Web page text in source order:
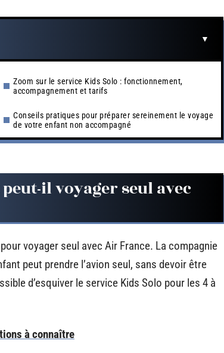
Zoom sur le service Kids Solo : fonctionnement,
accompagnement et tarifs
Conseils pratiques pour préparer sereinement le voyage
de votre enfant non accompagné
il voyager seul avec
voyager seul avec Air France. La compagnie
peut prendre l’avion seul, sans devoir être
d’esquiver le service Kids Solo pour les 4 à
à connaître